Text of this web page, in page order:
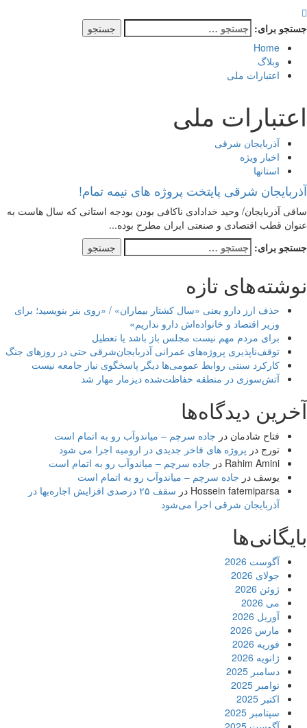
جستجو برای:
Home
وبلاگ
اعتبارات ملی
اعتبارات ملی
آذربایجان شرقی
اخبار ویژه
استانها
آذربایجان شرقی پایتخت پروژه های نیمه تمام!
ساقی آذربایجان/ وحید خدادادی ناکافی بودن بودجه استانی که سال هاست به
عنوان قطب اقتصادی و صنعتی ایران مطرح بوده...
جستجو برای:
نوشته‌های تازه
حذف ارز دارو یعنی «سال کشتار بیماران» / «روی بنر بنویسید؛ برای
وزیر اقتصاد و خانواده‌اش دارو نداریم»
برای مردم مهم نیست مجلس باز باشد یا تعطیل
توقف‌ناپذیری پروژه‌های عمرانی آذربایجان‌شرقی حتی در روزهای جنگ
کارکرد سنتی روابط عمومی‌ها دیگر پاسخگوی نیاز جامعه نیست
آتش‌سوزی در منطقه حفاظت‌شده دیزمار مهار شد
آخرین دیدگاه‌ها
فتاح شادمان در جاده سرچم – میاندوآب رو به اتمام است
تورج در پروژه های فاخر جدیدی در ارومیه اجرا می شود
Rahim Amini در جاده سرچم – میاندوآب رو به اتمام است
یوسف در جاده سرچم – میاندوآب رو به اتمام است
Hossein fatemiparsa در
سقف ۲۵ درصدی افزایش اجاره‌بها در
آذربایجان شرقی اجرا می‌شود
بایگانی‌ها
آگوست 2026
جولای 2026
ژوئن 2026
می 2026
آوریل 2026
مارس 2026
فوریه 2026
ژانویه 2026
دسامبر 2025
نوامبر 2025
اکتبر 2025
سپتامبر 2025